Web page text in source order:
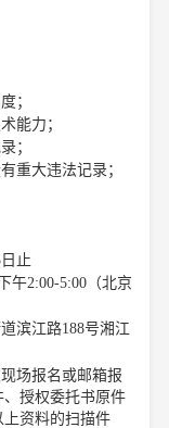
；
能力；
；
重大违法记录；
止
午2:00-5:00（北京
滨江路188号湘江
场报名或邮箱报
授权委托书原件
上资料的扫描件